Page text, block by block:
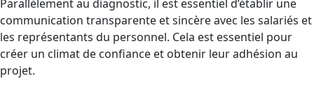
Parallèlement au diagnostic, il est essentiel d’établir une
communication transparente et sincère avec les salariés et
les représentants du personnel. Cela est essentiel pour
créer un climat de confiance et obtenir leur adhésion au
projet.